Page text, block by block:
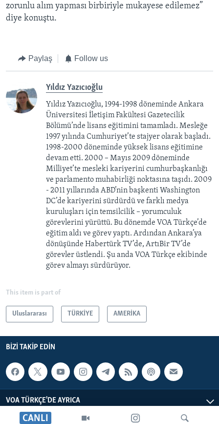
CANLI
zorunlu alım yapması birbiriyle mukayese edilemez”
diye konuştu.
Paylaş Follow us
Yıldız Yazıcıoğlu
Yıldız Yazıcıoğlu, 1994-1998 döneminde Ankara
Üniversitesi İletişim Fakültesi Gazetecilik
Bölümü’nde lisans eğitimini tamamladı. Mesleğe
1997 yılında Cumhuriyet’te stajyer olarak başladı.
1998-2000 döneminde yüksek lisans eğitimine
devam etti. 2000 – Mayıs 2009 döneminde
Milliyet’te mesleki kariyerini cumhurbaşkanlığı
ve parlamento muhabirliği noktasına taşıdı. 2009
- 2011 yıllarında ABD’nin başkenti Washington
DC’de kariyerini sürdürdü ve farklı medya
kuruluşları için temsilcilik – yorumculuk
görevlerini yürüttü. Bu dönemde VOA Türkçe’de
eğitim aldı ve görev yaptı. Ardından Ankara’ya
dönüşünde Habertürk TV’de, ArtıBir TV’de
görevler üstlendi. Şu anda VOA Türkçe ekibinde
görev almayı sürdürüyor.
This item is part of
Uluslararası TÜRKİYE AMERİKA
BIZI TAKIP EDIN
VOA TÜRKÇE'DE AYRICA